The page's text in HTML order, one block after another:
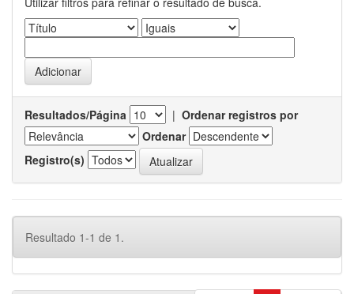
Resultados/Página | Ordenar registros por
Ordenar
Registro(s)
Resultado 1-1 de 1.